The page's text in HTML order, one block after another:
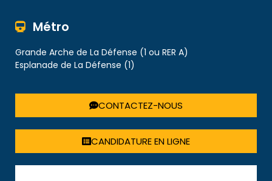
Métro
Grande Arche de La Défense (1 ou RER A)
Esplanade de La Défense (1)
CONTACTEZ-NOUS
CANDIDATURE EN LIGNE